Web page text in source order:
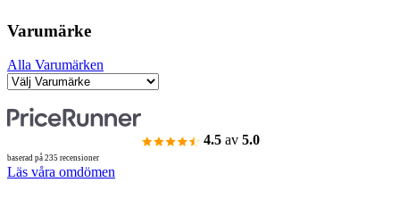
Varumärke
Alla Varumärken
4.5 av 5.0
baserad på 235 recensioner
Läs våra omdömen